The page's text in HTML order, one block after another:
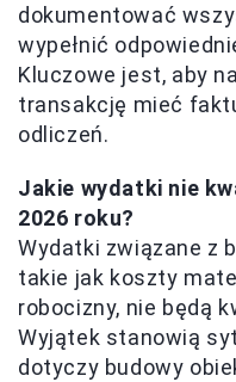
dokumentować
wypełnić
Kluczowe jest, aby
transakcję mieć
odliczeń.
Jakie wydatki nie
2026 roku?
Wydatki związane z
takie jak koszty
robocizny, nie będą
Wyjątek stanowią
dotyczy budowy